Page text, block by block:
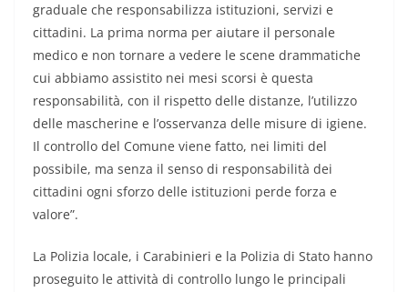
graduale che responsabilizza istituzioni, servizi e
cittadini. La prima norma per aiutare il personale
medico e non tornare a vedere le scene drammatiche
cui abbiamo assistito nei mesi scorsi è questa
responsabilità, con il rispetto delle distanze, l’utilizzo
delle mascherine e l’osservanza delle misure di igiene.
Il controllo del Comune viene fatto, nei limiti del
possibile, ma senza il senso di responsabilità dei
cittadini ogni sforzo delle istituzioni perde forza e
valore”.
La Polizia locale, i Carabinieri e la Polizia di Stato hanno
proseguito le attività di controllo lungo le principali